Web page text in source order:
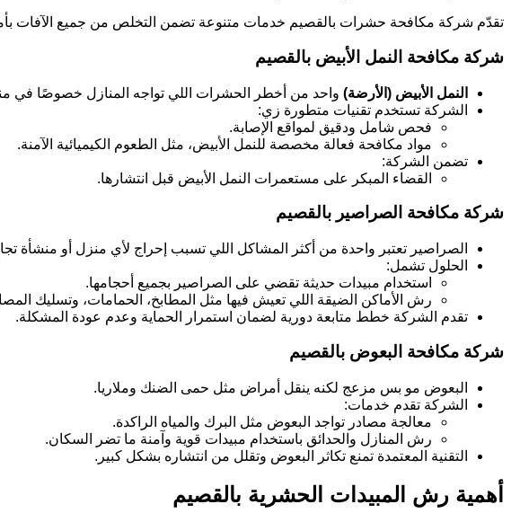
تقدّم شركة مكافحة حشرات بالقصيم خدمات متنوعة تضمن التخلص من جميع الآفات
شركة مكافحة النمل الأبيض بالقصيم
النمل الأبيض (الأرضة) واحد من أخطر الحشرات اللي تواجه المنازل خصوصًا في
الشركة تستخدم تقنيات متطورة زي:
فحص شامل ودقيق لمواقع الإصابة.
مواد مكافحة فعالة مخصصة للنمل الأبيض، مثل الطعوم الكيميائية الآمنة.
تضمن الشركة:
القضاء المبكر على مستعمرات النمل الأبيض قبل انتشارها.
شركة مكافحة الصراصير بالقصيم
الصراصير تعتبر واحدة من أكثر المشاكل اللي تسبب إحراج لأي منزل أو منشأة
الحلول تشمل:
استخدام مبيدات حديثة تقضي على الصراصير بجميع أحجامها.
رش الأماكن الضيقة اللي تعيش فيها مثل المطابخ، الحمامات، وتسليك
تقدم الشركة خطط متابعة دورية لضمان استمرار الحماية وعدم عودة المشكلة.
شركة مكافحة البعوض بالقصيم
البعوض مو بس مزعج لكنه ينقل أمراض مثل حمى الضنك وملاريا.
الشركة تقدم خدمات:
معالجة مصادر تواجد البعوض مثل البرك والمياه الراكدة.
رش المنازل والحدائق باستخدام مبيدات قوية وآمنة ما تضر السكان.
التقنية المعتمدة تمنع تكاثر البعوض وتقلل من انتشاره بشكل كبير.
أهمية رش المبيدات الحشرية بالقصيم